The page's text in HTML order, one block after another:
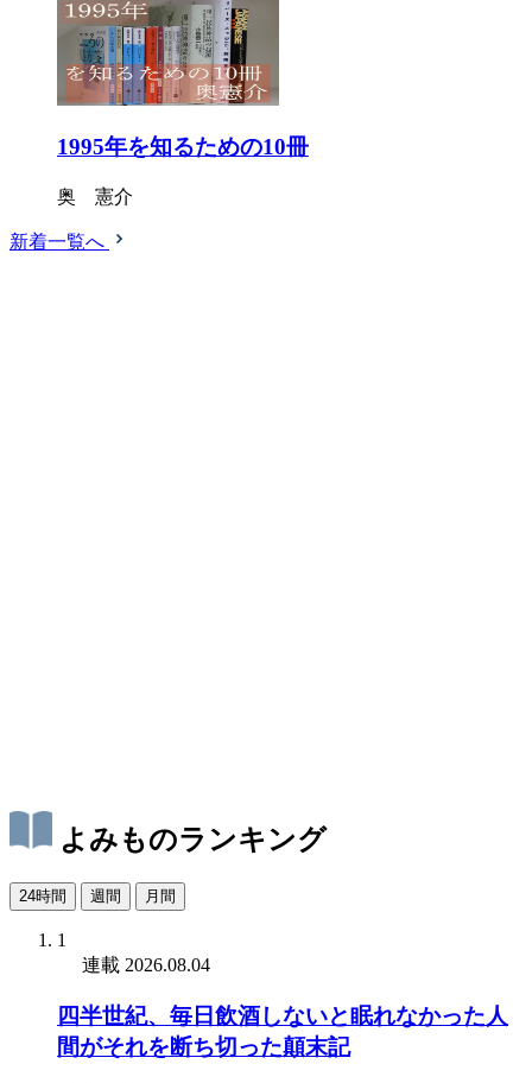
1995年を知るための10冊
奥 憲介
新着一覧へ
よみものランキング
24時間 週間 月間
1
連載 2026.08.04
四半世紀、毎日飲酒しないと眠れなかった人
間がそれを断ち切った顛末記